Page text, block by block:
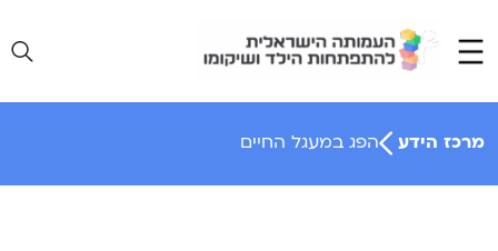
content
מרכז הידע הפג במעגל החיים